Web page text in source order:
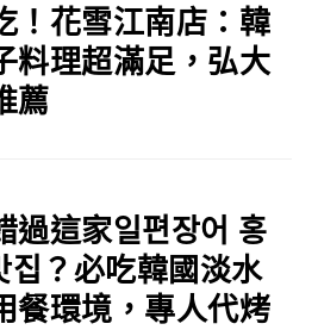
！花雪江南店：韓
料理超滿足，弘大
薦
過這家일편장어 홍
집？必吃韓國淡水
餐環境，專人代烤